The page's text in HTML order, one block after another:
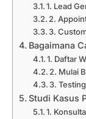
1. Lead
2.
3.
Bagaimana
1. Daftar
2. Mulai
3.
Studi Kasus
1.